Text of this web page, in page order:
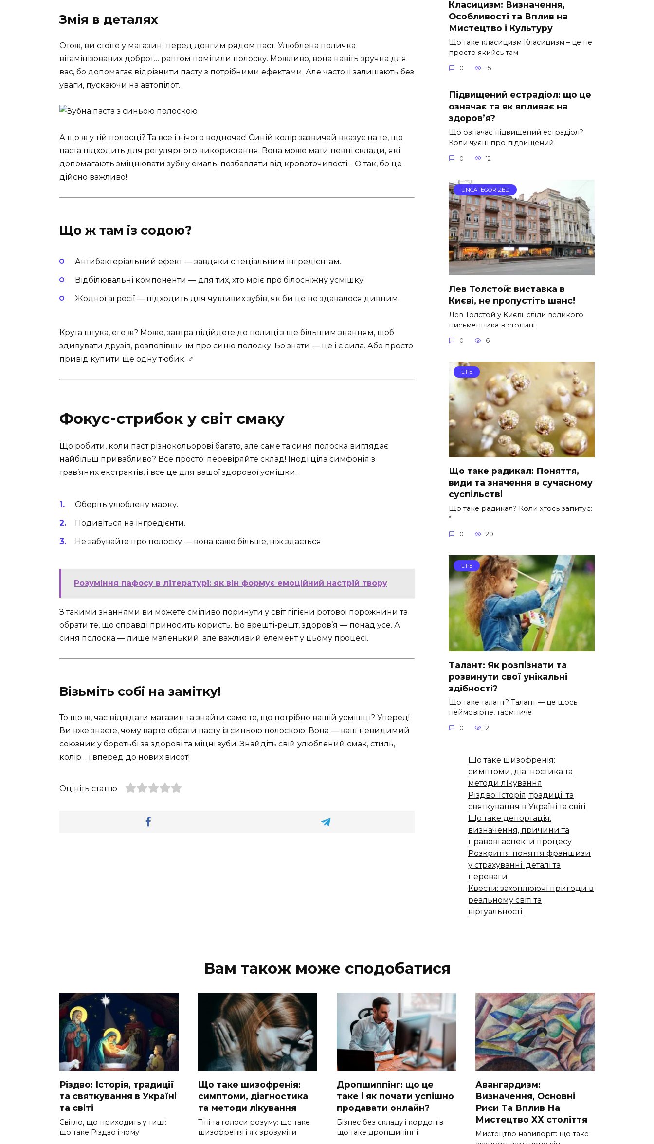
Змія в деталях
Отож, ви стоїте у магазині перед довгим рядом паст. Улюблена поличка
вітамінізованих доброт… раптом помітили полоску. Можливо, вона навіть зручна для
вас, бо допомагає відрізнити пасту з потрібними ефектами. Але часто її залишають без
уваги, пускаючи на автопілот.
А що ж у тій полосці? Та все і нічого водночас! Синій колір зазвичай вказує на те, що
паста підходить для регулярного використання. Вона може мати певні склади, які
допомагають зміцнювати зубну емаль, позбавляти від кровоточивості… О так, бо це
дійсно важливо!
Що ж там із содою?
Антибактеріальний ефект — завдяки спеціальним інгредієнтам.
Відбілювальні компоненти — для тих, хто мріє про білосніжну усмішку.
Жодної агресії — підходить для чутливих зубів, як би це не здавалося дивним.
Крута штука, еге ж? Може, завтра підійдете до полиці з ще більшим знанням, щоб
здивувати друзів, розповівши їм про синю полоску. Бо знати — це і є сила. Або просто
привід купити ще одну тюбик. ‍♂️
Фокус-стрибок у світ смаку
Що робити, коли паст різнокольорові багато, але саме та синя полоска виглядає
найбільш привабливо? Все просто: перевіряйте склад! Іноді ціла симфонія з
трав’яних екстрактів, і все це для вашої здорової усмішки.
Оберіть улюблену марку.
Подивіться на інгредієнти.
Не забувайте про полоску — вона каже більше, ніж здається.
Розуміння пафосу в літературі: як він формує емоційний настрій твору
З такими знаннями ви можете сміливо поринути у світ гігієни ротової порожнини та
обрати те, що справді приносить користь. Бо врешті-решт, здоров’я — понад усе. А
синя полоска — лише маленький, але важливий елемент у цьому процесі.
Візьміть собі на замітку!
То що ж, час відвідати магазин та знайти саме те, що потрібно вашій усмішці? Уперед!
Ви вже знаєте, чому варто обрати пасту із синьою полоскою. Вона — ваш невидимий
союзник у боротьбі за здорові та міцні зуби. Знайдіть свій улюблений смак, стиль,
колір… і вперед до нових висот!
Оцініть статтю
Класицизм: Визначення,
Особливості та Вплив на
Мистецтво і Культуру
Що таке класицизм Класицизм – це не
просто якийсь там
0 15
Підвищений естрадіол: що це
означає та як впливає на
здоров’я?
Що означає підвищений естрадіол?
Коли чуєш про підвищений
0 12
UNCATEGORIZED
Лев Толстой: виставка в
Києві, не пропустіть шанс!
Лев Толстой у Києві: сліди великого
письменника в столиці
0 6
LIFE
Що таке радикал: Поняття,
види та значення в сучасному
суспільстві
Що таке радикал? Коли хтось запитує:
“
0 20
LIFE
Талант: Як розпізнати та
розвинути свої унікальні
здібності?
Що таке талант? Талант — це щось
неймовірне, таємниче
0 2
Що таке шизофренія:
симптоми, діагностика та
методи лікування
Різдво: Історія, традиції та
святкування в Україні та світі
Що таке депортація:
визначення, причини та
правові аспекти процесу
Розкриття поняття франшизи
у страхуванні: деталі та
переваги
Квести: захоплюючі пригоди в
реальному світі та
віртуальності
Вам також може сподобатися
Різдво: Історія, традиції
та святкування в Україні
та світі
Світло, що приходить у тиші:
що таке Різдво і чому
Що таке шизофренія:
симптоми, діагностика
та методи лікування
Тіні та голоси розуму: що таке
шизофренія і як зрозуміти
Дропшиппінг: що це
таке і як почати успішно
продавати онлайн?
Бізнес без складу і кордонів:
що таке дропшипінг і
Авангардизм:
Визначення, Основні
Риси Та Вплив На
Мистецтво ХХ століття
Мистецтво навиворіт: що таке